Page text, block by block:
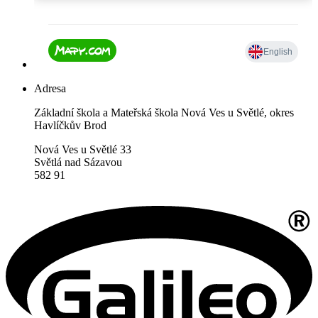
Adresa
Základní škola a Mateřská škola Nová Ves u Světlé, okres
Havlíčkův Brod
Nová Ves u Světlé 33
Světlá nad Sázavou
582 91